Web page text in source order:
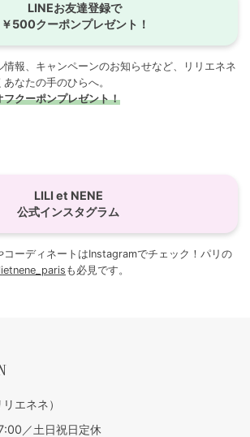
LINEお友達登録で
￥500クーポンプレゼント！
情報、キャンペーンのお知らせなど、リリエネネ
なたの手のひらへ。
クーポンプレゼント！
LILI et NENE
公式インスタグラム
コーディネートはInstagramでチェック！パリの
も必見です。
エネネ）
／土日祝日定休